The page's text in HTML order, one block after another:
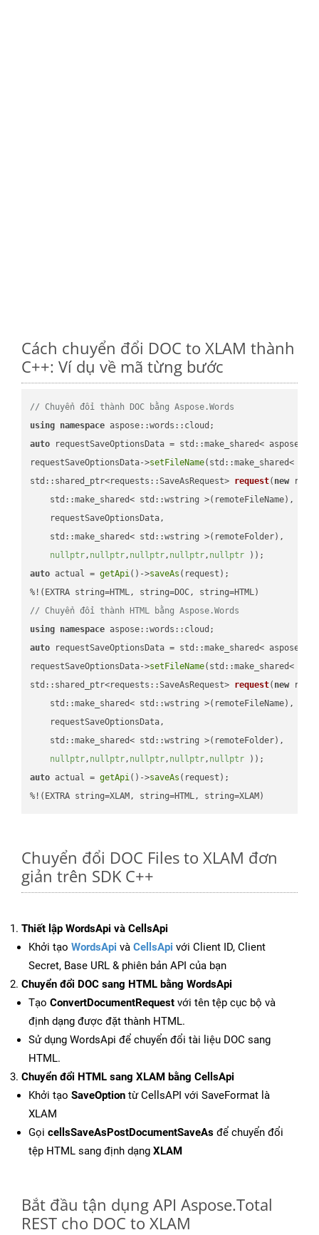
Cách chuyển đổi DOC to XLAM thành
C++: Ví dụ về mã từng bước
// Chuyển đổi thành DOC bằng Aspose.Words
using namespace
auto requestSaveOptionsData = std::make_shared<
requestSaveOptionsData->setFileName(std::make_shared<
std::shared_ptr<requests::SaveAsRequest> request( new
    std::make_shared< std::wstring >(remoteFileName),
    requestSaveOptionsData,
    std::make_shared< std::wstring >(remoteFolder),
nullptr, nullptr, nullptr, nullptr, nullptr ))
auto actual = getApi()->saveAs (request);
// Chuyển đổi thành HTML bằng Aspose.Words
using namespace
auto requestSaveOptionsData = std::make_shared<
requestSaveOptionsData->setFileName(std::make_shared<
std::shared_ptr<requests::SaveAsRequest> request( new
    std::make_shared< std::wstring >(remoteFileName),
    requestSaveOptionsData,
    std::make_shared< std::wstring >(remoteFolder),
nullptr, nullptr, nullptr, nullptr, nullptr ))
auto actual = getApi()->saveAs (request);
%!(EXTRA string=XLAM, string=HTML, string=XLAM)
Chuyển đổi DOC Files to XLAM đơn
giản trên SDK C++
Thiết lập WordsApi và CellsApi
Khởi tạo WordsApi và CellsApi với Client ID, Client
Secret, Base URL & phiên bản API của bạn
Chuyển đổi DOC sang HTML bằng WordsApi
Tạo ConvertDocumentRequest với tên tệp cục bộ và
định dạng được đặt thành HTML.
Sử dụng WordsApi để chuyển đổi tài liệu DOC sang
HTML.
Chuyển đổi HTML sang XLAM bằng CellsApi
Khởi tạo SaveOption từ CellsAPI với SaveFormat là
XLAM
Gọi cellsSaveAsPostDocumentSaveAs để chuyển đổi
tệp HTML sang định dạng XLAM
Bắt đầu tận dụng API Aspose.Total
REST cho DOC to XLAM